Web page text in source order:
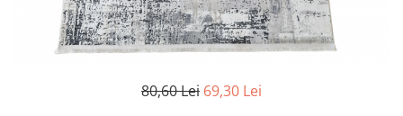
80,60 Lei 69,30 Lei